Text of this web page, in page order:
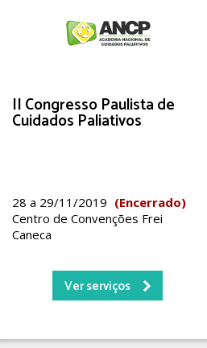
II Congresso Paulista de
Cuidados Paliativos
28 a 29/11/2019 (Encerrado)
Centro de Convenções Frei
Caneca
Ver serviços